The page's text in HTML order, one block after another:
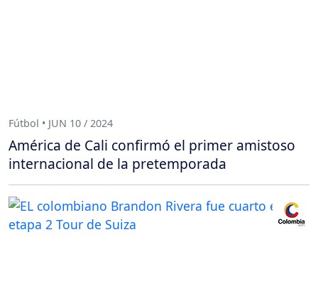
Fútbol • JUN 10 / 2024
América de Cali confirmó el primer amistoso
internacional de la pretemporada